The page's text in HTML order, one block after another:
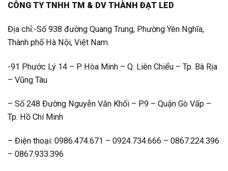
CÔNG TY TNHH TM & DV THÀNH ĐẠT LED
Địa chỉ:-Số 938 đường Quang Trung, Phường Yên Nghĩa,
Thành phố Hà Nội, Việt Nam.
-91 Phước Lý 14 – P. Hòa Minh – Q. Liên Chiểu – Tp. Bà Rịa
– Vũng Tàu
– Số 248 Đường Nguyễn Văn Khối – P.9 – Quận Gò Vấp –
Tp. Hồ Chí Minh
– Điện thoại: 0986.474.671 – 0924.734.666 – 0867.224.396
– 0867.933.396